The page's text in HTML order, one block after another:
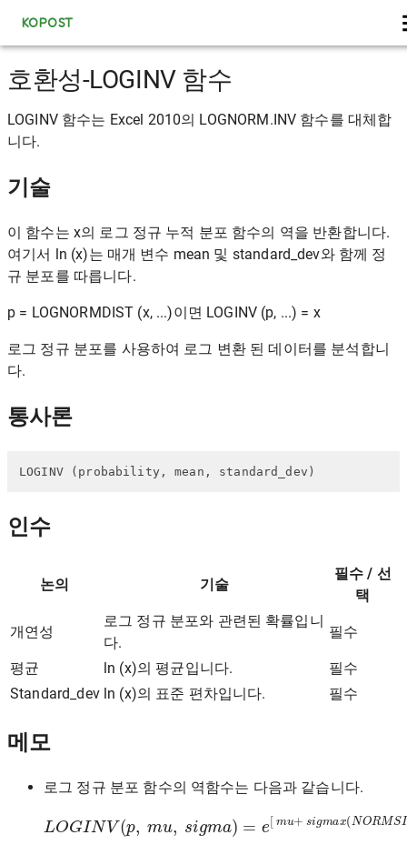
KOPOST
호환성-LOGINV 함수
LOGINV 함수는 Excel 2010의 LOGNORM.INV 함수를 대체합
니다.
기술
이 함수는 x의 로그 정규 누적 분포 함수의 역을 반환합니다.
여기서 ln (x)는 매개 변수 mean 및 standard_dev와 함께 정
규 분포를 따릅니다.
p = LOGNORMDIST (x, ...)이면 LOGINV (p, ...) = x
로그 정규 분포를 사용하여 로그 변환 된 데이터를 분석합니
다.
통사론
LOGINV (probability, mean, standard_dev)
인수
논의 기술
필수 / 선
택
개연성
로그 정규 분포와 관련된 확률입니
다.
필수
평균 ln (x)의 평균입니다.
필수
Standard_dev ln (x)의 표준 편차입니다. 필수
메모
로그 정규 분포 함수의 역함수는 다음과 같습니다.
LOGINV(p, m e u+ sigmax(NORM